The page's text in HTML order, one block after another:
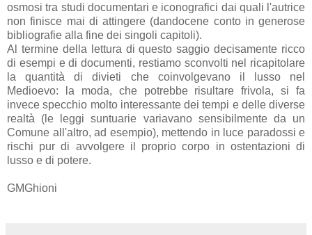
osmosi tra studi documentari e iconografici dai quali l'autrice
non finisce mai di attingere (dandocene conto in generose
bibliografie alla fine dei singoli capitoli).
Al termine della lettura di questo saggio decisamente ricco
di esempi e di documenti, restiamo sconvolti nel ricapitolare
la quantità di divieti che coinvolgevano il lusso nel
Medioevo: la moda, che potrebbe risultare frivola, si fa
invece specchio molto interessante dei tempi e delle diverse
realtà (le leggi suntuarie variavano sensibilmente da un
Comune all'altro, ad esempio), mettendo in luce paradossi e
rischi pur di avvolgere il proprio corpo in ostentazioni di
lusso e di potere.
GMGhioni